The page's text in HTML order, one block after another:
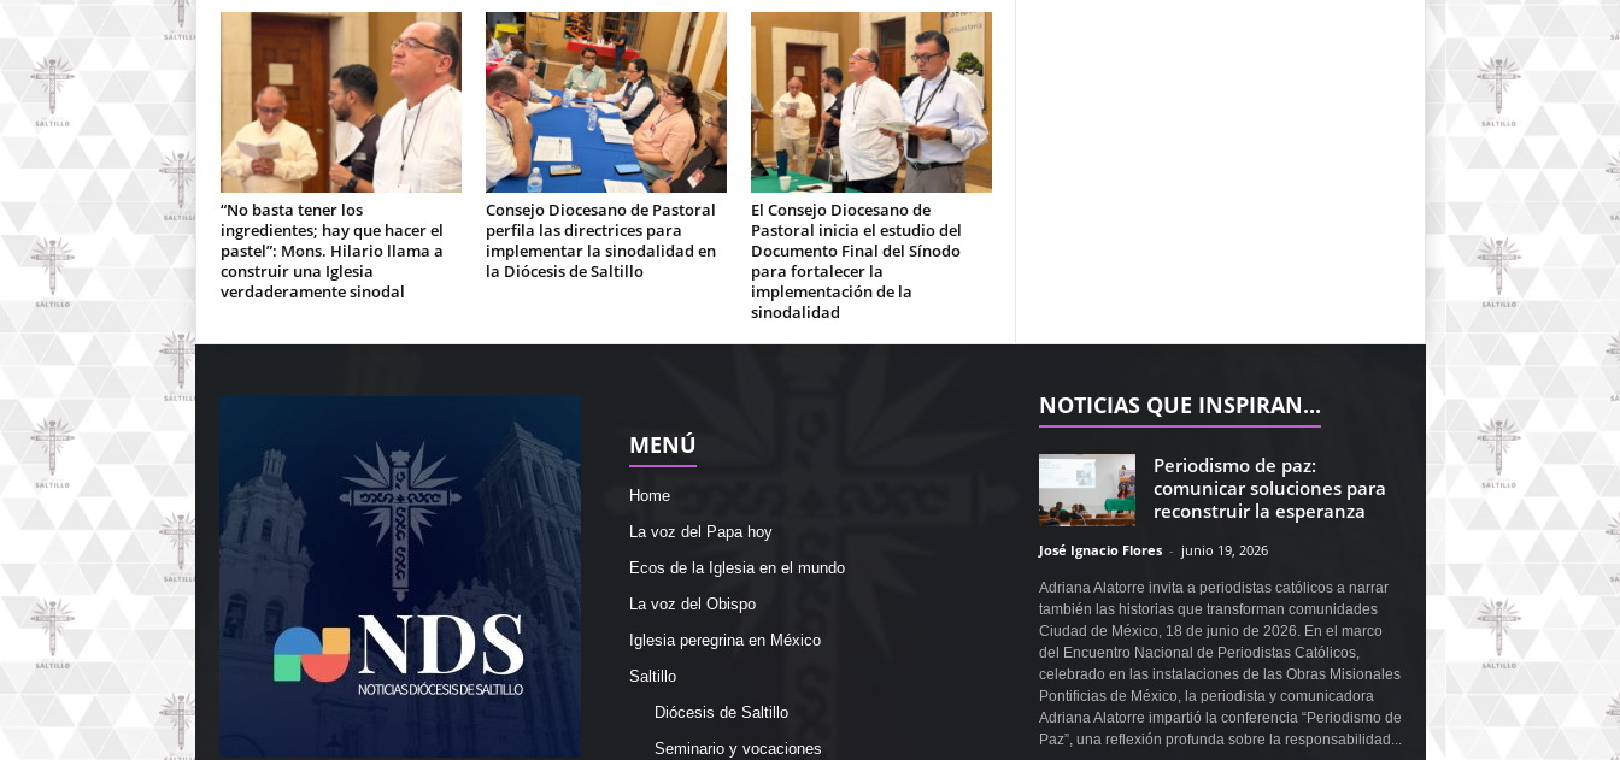
“No basta tener los
ingredientes; hay que hacer el
pastel”: Mons. Hilario llama a
construir una Iglesia
verdaderamente sinodal
Consejo Diocesano de Pastoral
perfila las directrices para
implementar la sinodalidad en
la Diócesis de Saltillo
El Consejo Diocesano de
Pastoral inicia el estudio del
Documento Final del Sínodo
para fortalecer la
implementación de la
sinodalidad
MENÚ
Home
La voz del Papa hoy
Ecos de la Iglesia en el mundo
La voz del Obispo
Iglesia peregrina en México
Saltillo
Diócesis de Saltillo
Seminario y vocaciones
NOTICIAS QUE INSPIRAN...
Periodismo de paz:
comunicar soluciones para
reconstruir la esperanza
José Ignacio Flores - junio 19, 2026
Adriana Alatorre invita a periodistas católicos a narrar
también las historias que transforman comunidades
Ciudad de México, 18 de junio de 2026. En el marco
del Encuentro Nacional de Periodistas Católicos,
celebrado en las instalaciones de las Obras Misionales
Pontificias de México, la periodista y comunicadora
Adriana Alatorre impartió la conferencia “Periodismo de
Paz”, una reflexión profunda sobre la responsabilidad...